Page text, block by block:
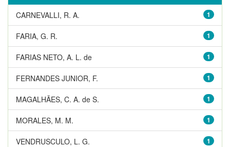
1
CARNEVALLI, R. A.
1
FARIA, G. R.
1
FARIAS NETO, A. L. de
1
FERNANDES JUNIOR, F.
1
MAGALHÃES, C. A. de S.
1
MORALES, M. M.
1
VENDRUSCULO, L. G.